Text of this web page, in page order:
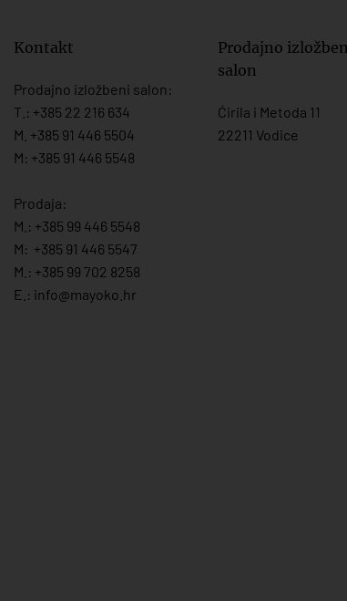
Kontakt
Prodajno izložbeni salon:
T.: +385 22 216 634
M. +385 91 446 5504
M: +385 91 446 5548
Prodaja:
M.: +385 99 446 5548
M: +385 91 446 5547
M.: +385 99 702 8258
E.: info@mayoko. hr
Prodajno
salon
Ćirila i Metoda 11
22211 Vodice